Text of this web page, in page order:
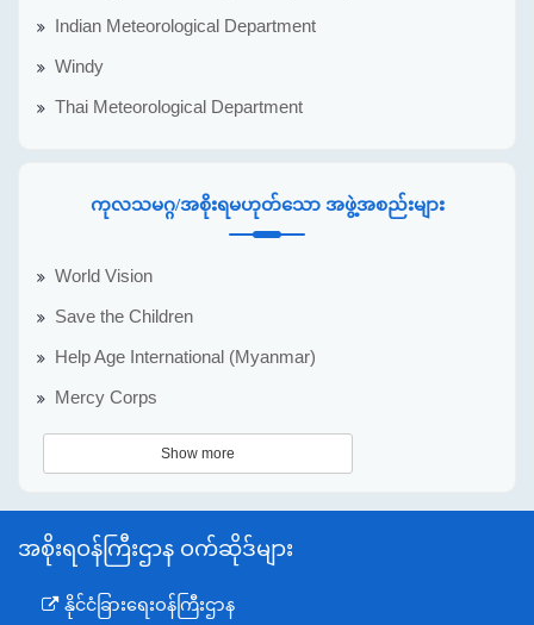
Indian Meteorological Department
Windy
Thai Meteorological Department
ကုလသမဂ္ဂ/အစိုးရမဟုတ်သော အဖွဲ့အစည်းများ
World Vision
Save the Children
Help Age International (Myanmar)
Mercy Corps
Show more
အစိုးရဝန်ကြီးဌာန ဝက်ဆိုဒ်များ
နိုင်ငံခြားရေးဝန်ကြီးဌာန